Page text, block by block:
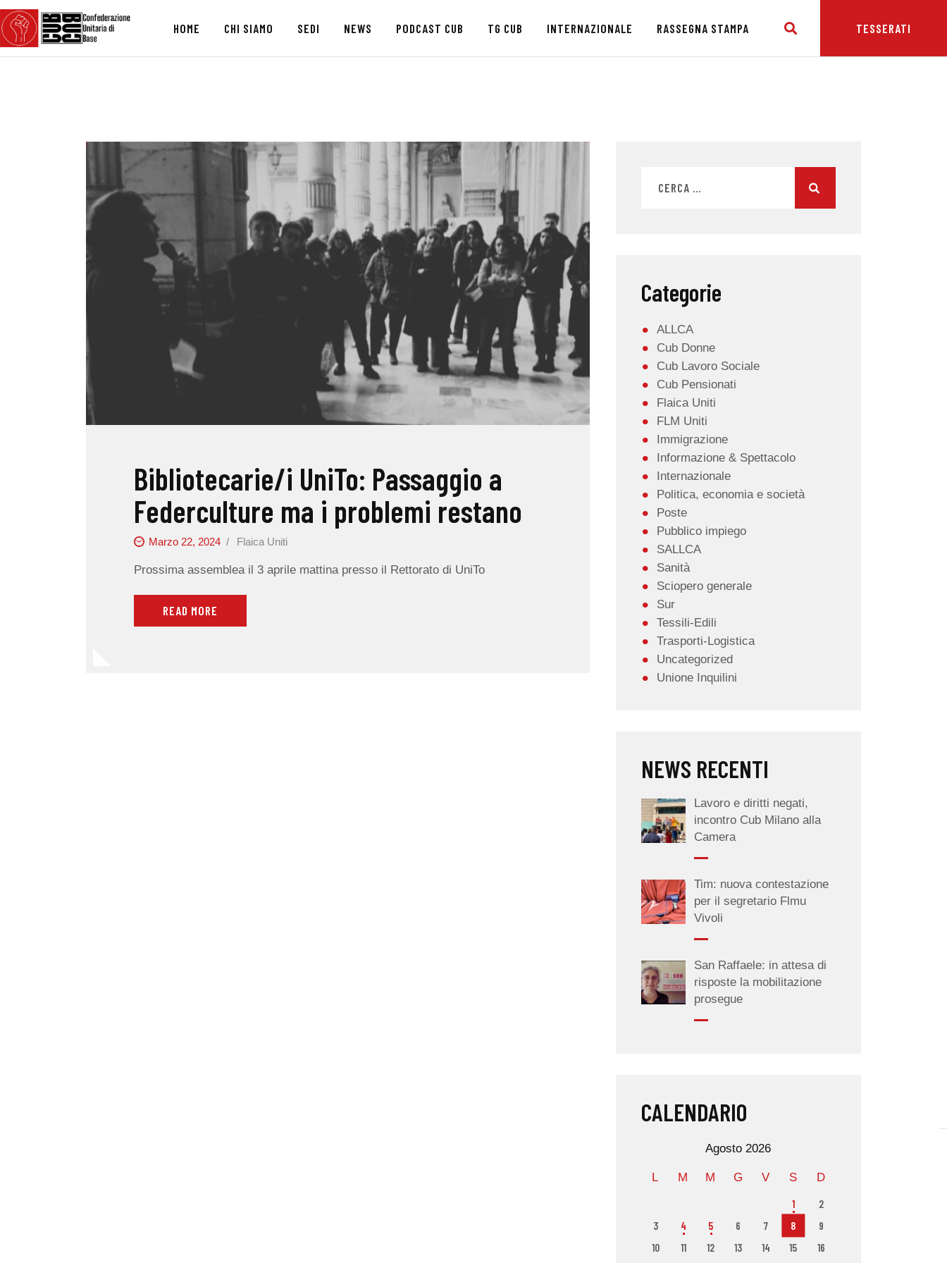
HOME CHI SIAMO SEDI NEWS PODCAST CUB TG CUB INTERNAZIONALE RASSEGNA STAMPA TESSERATI
HOME
CHI SIAMO
NEWS
PODCAST CUB
TG CUB
INTERNAZIONALE
RASSEGNA STAMPA
Bibliotecarie/i UniTo: Passaggio a
Federculture ma i problemi restano
Marzo 22, 2024 Flaica Uniti
Prossima assemblea il 3 aprile mattina presso il Rettorato di UniTo
READ MORE
Categorie
ALLCA
Cub Donne
Cub Lavoro Sociale
Cub Pensionati
Flaica Uniti
FLM Uniti
Immigrazione
Informazione & Spettacolo
Internazionale
Politica, economia e società
Poste
Pubblico impiego
SALLCA
Sanità
Sciopero generale
Sur
Tessili-Edili
Trasporti-Logistica
Uncategorized
Unione Inquilini
NEWS RECENTI
Lavoro e diritti negati,
incontro Cub Milano alla
Camera
Tim: nuova contestazione
per il segretario Flmu
Vivoli
San Raffaele: in attesa di
risposte la mobilitazione
prosegue
CALENDARIO
Agosto 2026
L M M G V S D
1
2
3
4 5 6 7 8
9
10
11 12 13 14 15
16